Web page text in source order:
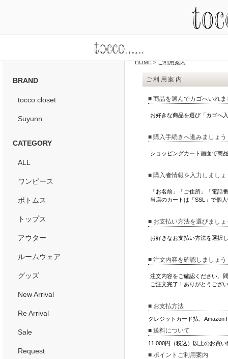
BRAND
tocco closet
Suyunn
CATEGORY
ALL
ワンピース
ボトムス
トップス
アウター
ルームウェア
グッズ
New Arrival
Re Arrival
Sale
Request
HOME>ご利用案内
ご利用案内
■ 商品を選んでカゴへいれま
お好きな商品を選び「カゴへ
■ 購入手続きへ進みましょう
ショッピングカート画面で商
■ 購入者情報を入力しましょ
「お名前」「ご住所」「電話
当店のカートは「SSL」で個
■ お支払い方法を選びましょ
お好きなお支払い方法を選択
■ 注文内容を確認しましょう
注文内容をご確認ください。
ご注文完了！ありがとうござ
■ お支払方法
クレジットカード払、Amazon
■ 送料について
11,000円（税込）以上のお買
■ ポイントご利用案内